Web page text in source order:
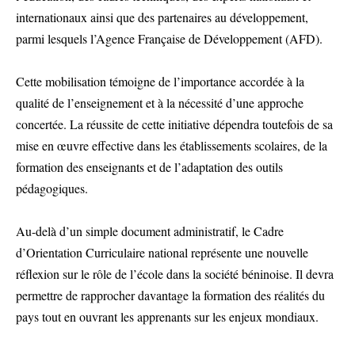
internationaux ainsi que des partenaires au développement,
parmi lesquels l’Agence Française de Développement (AFD).
Cette mobilisation témoigne de l’importance accordée à la
qualité de l’enseignement et à la nécessité d’une approche
concertée. La réussite de cette initiative dépendra toutefois de sa
mise en œuvre effective dans les établissements scolaires, de la
formation des enseignants et de l’adaptation des outils
pédagogiques.
Au-delà d’un simple document administratif, le Cadre
d’Orientation Curriculaire national représente une nouvelle
réflexion sur le rôle de l’école dans la société béninoise. Il devra
permettre de rapprocher davantage la formation des réalités du
pays tout en ouvrant les apprenants sur les enjeux mondiaux.